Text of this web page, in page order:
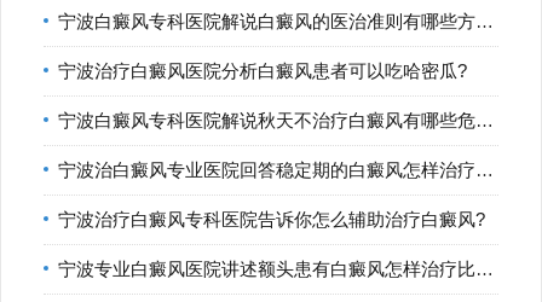
宁波白癜风专科医院解说白癜风的医治准则有哪些方面?
宁波治疗白癜风医院分析白癜风患者可以吃哈密瓜?
宁波白癜风专科医院解说秋天不治疗白癜风有哪些危害?
宁波治白癜风专业医院回答稳定期的白癜风怎样治疗比较好?
宁波治疗白癜风专科医院告诉你怎么辅助治疗白癜风?
宁波专业白癜风医院讲述额头患有白癜风怎样治疗比较好?